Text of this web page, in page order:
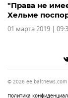
"Права не
Хельме
01 марта 2019 |
© 2026 ee.baltnews.com
Политика